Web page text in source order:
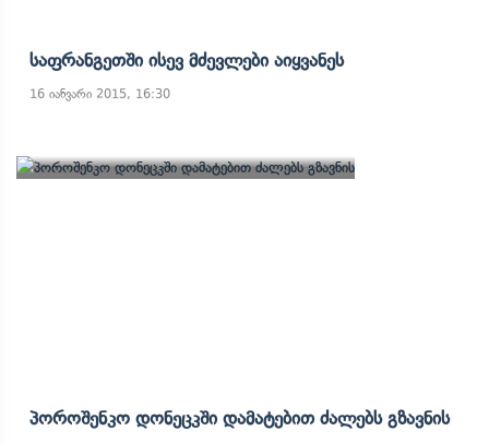
Საფრანგეთში Ისევ Მძევლები Აიყვანეს
16 იანვარი 2015, 16:30
Პოროშენკო Დონეცკში Დამატებით Ძალებს Გზავნის